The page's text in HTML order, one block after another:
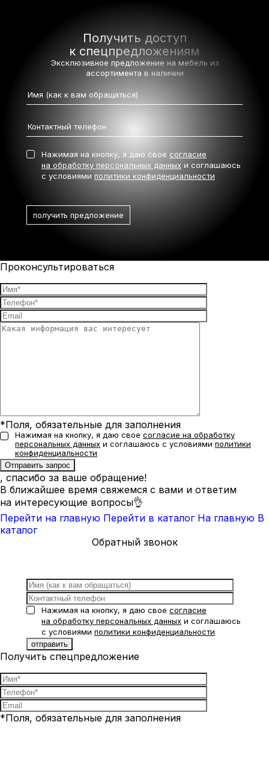
Получить доступ
к спецпредложениям
Эксклюзивное предложение на мебель из
ассортимента в наличии
Нажимая на кнопку, я даю свое согласие
на обработку персональных данных и соглашаюсь
с условиями политики конфиденциальности
Проконсультироваться
*Поля, обязательные для заполнения
Нажимая на кнопку, я даю свое согласие на обработку
персональных данных и соглашаюсь с условиями политики
конфиденциальности
, спасибо за ваше обращение!
В ближайшее время свяжемся с вами и ответим
на интересующие вопросы👌
Перейти на главную Перейти в каталог На главную В
каталог
Обратный звонок
Нажимая на кнопку, я даю свое согласие
на обработку персональных данных и соглашаюсь
с условиями политики конфиденциальности
Получить спецпредложение
*Поля, обязательные для заполнения